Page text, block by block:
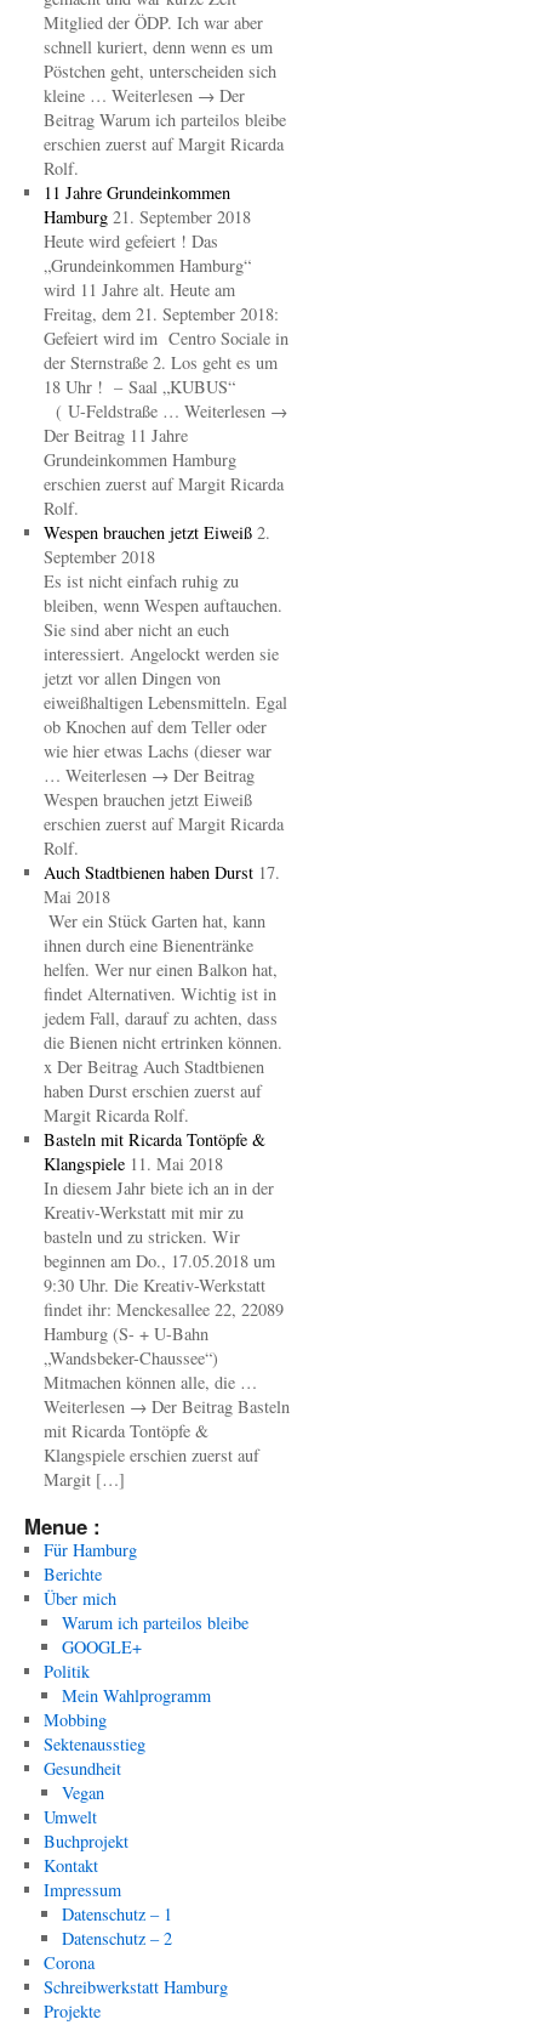
Mitglied der ÖDP. Ich war aber
schnell kuriert, denn wenn es um
Pöstchen geht, unterscheiden sich
kleine … Weiterlesen → Der
Beitrag Warum ich parteilos bleibe
erschien zuerst auf Margit Ricarda
Rolf.
11 Jahre Grundeinkommen
Hamburg 21. September 2018
Heute wird gefeiert ! Das
„Grundeinkommen Hamburg“
wird 11 Jahre alt. Heute am
Freitag, dem 21. September 2018:
Gefeiert wird im Centro Sociale in
der Sternstraße 2. Los geht es um
18 Uhr ! – Saal „KUBUS“
( U-Feldstraße … Weiterlesen →
Der Beitrag 11 Jahre
Grundeinkommen Hamburg
erschien zuerst auf Margit Ricarda
Rolf.
Wespen brauchen jetzt Eiweiß 2.
September 2018
Es ist nicht einfach ruhig zu
bleiben, wenn Wespen auftauchen.
Sie sind aber nicht an euch
interessiert. Angelockt werden sie
jetzt vor allen Dingen von
eiweißhaltigen Lebensmitteln. Egal
ob Knochen auf dem Teller oder
wie hier etwas Lachs (dieser war
… Weiterlesen → Der Beitrag
Wespen brauchen jetzt Eiweiß
erschien zuerst auf Margit Ricarda
Rolf.
Auch Stadtbienen haben Durst 17.
Mai 2018
Wer ein Stück Garten hat, kann
ihnen durch eine Bienentränke
helfen. Wer nur einen Balkon hat,
findet Alternativen. Wichtig ist in
jedem Fall, darauf zu achten, dass
die Bienen nicht ertrinken können.
x Der Beitrag Auch Stadtbienen
haben Durst erschien zuerst auf
Margit Ricarda Rolf.
Basteln mit Ricarda Tontöpfe &
Klangspiele 11. Mai 2018
In diesem Jahr biete ich an in der
Kreativ-Werkstatt mit mir zu
basteln und zu stricken. Wir
beginnen am Do., 17.05.2018 um
9:30 Uhr. Die Kreativ-Werkstatt
findet ihr: Menckesallee 22, 22089
Hamburg (S- + U-Bahn
„Wandsbeker-Chaussee“)
Mitmachen können alle, die …
Weiterlesen → Der Beitrag Basteln
mit Ricarda Tontöpfe &
Klangspiele erschien zuerst auf
Margit […]
Menue :
Für Hamburg
Berichte
Über mich
Warum ich parteilos bleibe
GOOGLE+
Politik
Mein Wahlprogramm
Mobbing
Sektenausstieg
Gesundheit
Vegan
Umwelt
Buchprojekt
Kontakt
Impressum
Datenschutz – 1
Datenschutz – 2
Corona
Schreibwerkstatt Hamburg
Projekte